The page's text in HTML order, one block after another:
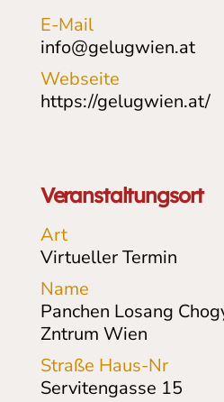
E-Mail
info@gelugwien.at
Webseite
https://gelugwien.at/
Veranstaltungsort
Art
Virtueller Termin
Name
Panchen Losang
Zntrum Wien
Straße Haus-Nr
Servitengasse 15